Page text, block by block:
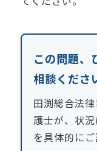
この問題、
相談くださ
田渕総合法
護士が、状
を具体的にご